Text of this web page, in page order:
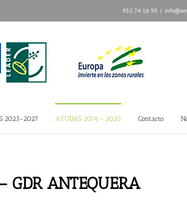
952 74 16 50 |
2023-2027 AYUDAS 2014 – 2020 Contacto
GDR ANTEQUERA